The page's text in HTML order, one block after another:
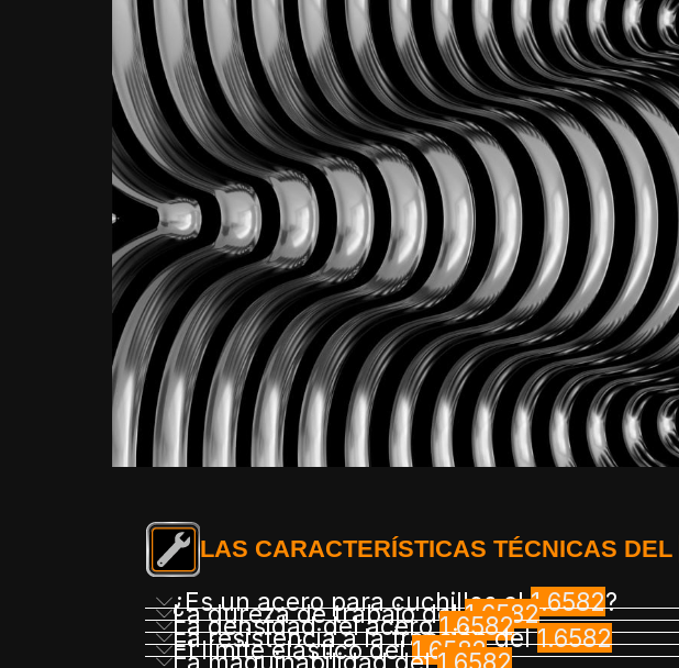
LAS CARACTERÍSTICAS TÉCNICAS DEL
¿Es un acero para cuchillos el1.6582?
La dureza de trabajo del1.6582
La densidad del acero1.6582
La resistencia a la tracción del1.6582
El límite elástico del1.6582
La maquinabilidad del1.6582